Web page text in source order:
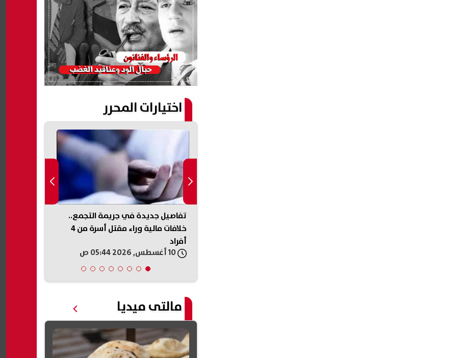
اختيارات المحرر
تفاصيل جديدة في جريمة التجمع..
خلافات مالية وراء مقتل أسرة من 4
أفراد
مالتى ميديا